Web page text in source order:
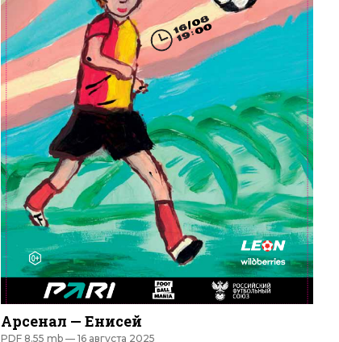
Арсенал — Енисей
PDF 8.55 mb — 16 августа 2025